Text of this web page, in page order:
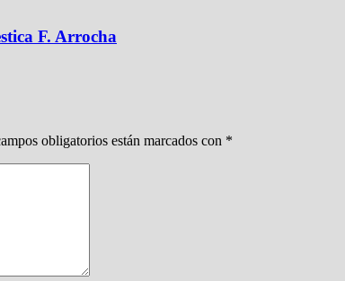
F. Arrocha
obligatorios están marcados con *